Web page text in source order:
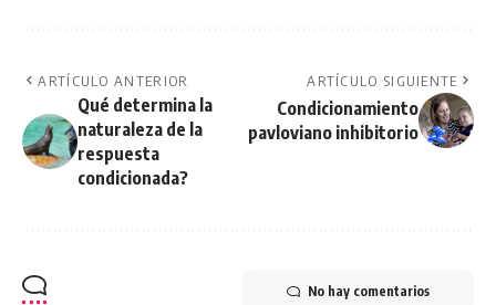
ARTÍCULO ANTERIOR
Qué determina la
naturaleza de la
respuesta
condicionada?
ARTÍCULO SIGUIENTE
Condicionamiento
pavloviano inhibitorio
No hay comentarios